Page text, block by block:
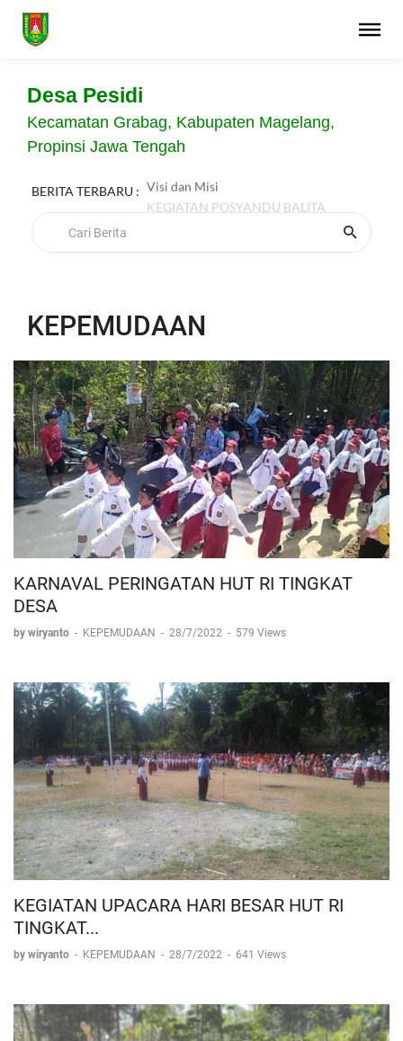
Desa Pesidi
Kecamatan Grabag, Kabupaten Magelang,
Propinsi Jawa Tengah
BERITA TERBARU :
KEGIATAN POSYANDU BALITA
Visi dan Misi
KEPEMUDAAN
KARNAVAL PERINGATAN HUT RI TINGKAT
DESA
by wiryanto - KEPEMUDAAN - 28/7/2022 - 579 Views
KEGIATAN UPACARA HARI BESAR HUT RI
TINGKAT...
by wiryanto - KEPEMUDAAN - 28/7/2022 - 641 Views